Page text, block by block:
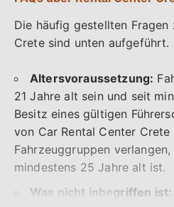
abbezahlen. Rental Center
verschiedene Zahlungsarten,
Wünschen und
gerecht zu werden.
Kostenlose Stornierung:
schätzt die
dass sich Zeitpläne ändern.
jederzeit innerhalb von 48
Die häufig gestellten Fragen
Crete sind unten aufgeführt.
Altersvoraussetzung:
21 Jahre alt sein und seit
Besitz eines gültigen
von Car Rental Center
Fahrzeuggruppen
mindestens 25 Jahre alt ist.
Was nicht inbegriffen ist: